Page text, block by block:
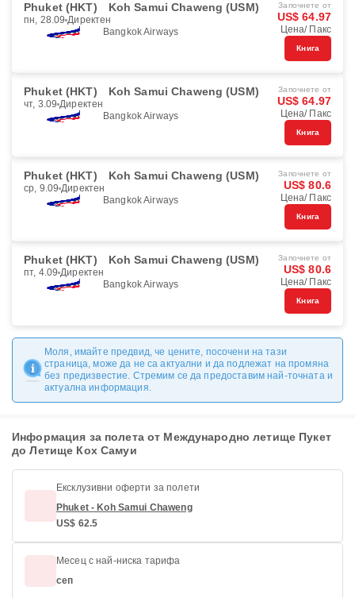
Phuket (HKT) Koh Samui Chaweng (USM)
пн, 28.09 Директен
Bangkok Airways
Започнете от
US$ 64.97
Цена/ Пакс
Книга
Phuket (HKT) Koh Samui Chaweng (USM)
чт, 3.09 Директен
Bangkok Airways
Започнете от
US$ 64.97
Цена/ Пакс
Книга
Phuket (HKT) Koh Samui Chaweng (USM)
ср, 9.09 Директен
Bangkok Airways
Започнете от
US$ 80.6
Цена/ Пакс
Книга
Phuket (HKT) Koh Samui Chaweng (USM)
пт, 4.09 Директен
Bangkok Airways
Започнете от
US$ 80.6
Цена/ Пакс
Книга
Моля, имайте предвид, че цените, посочени на тази
страница, може да не са актуални и да подлежат на промяна
без предизвестие. Стремим се да предоставим най-точната и
актуална информация.
Информация за полета от Международно летище Пукет
до Летище Кох Самуи
Ексклузивни оферти за полети
Phuket - Koh Samui Chaweng
US$ 62.5
Месец с най-ниска тарифа
сеп